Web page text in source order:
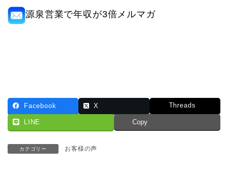
源泉営業で年収が3倍メルマガ
Facebook X Threads
LINE Copy
カテゴリー お客様の声